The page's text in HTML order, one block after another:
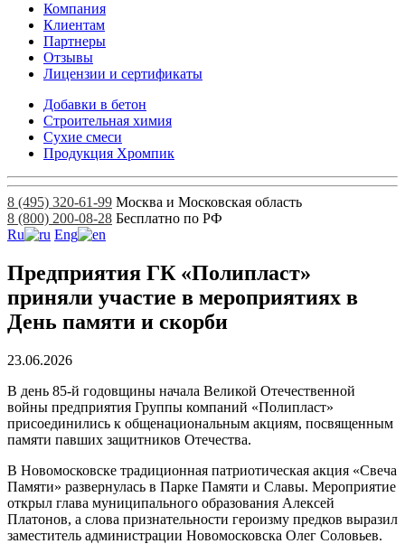
Компания
Клиентам
Партнеры
Отзывы
Лицензии и сертификаты
Добавки в бетон
Строительная химия
Сухие смеси
Продукция Хромпик
8 (495) 320-61-99 Москва и Московская область
8 (800) 200-08-28 Бесплатно по РФ
Ru
Eng
Предприятия ГК «Полипласт»
приняли участие в мероприятиях в
День памяти и скорби
23.06.2026
В день 85-й годовщины начала Великой Отечественной
войны предприятия Группы компаний «Полипласт»
присоединились к общенациональным акциям, посвященным
памяти павших защитников Отечества.
В Новомосковске традиционная патриотическая акция «Свеча
Памяти» развернулась в Парке Памяти и Славы. Мероприятие
открыл глава муниципального образования Алексей
Платонов, а слова признательности героизму предков выразил
заместитель администрации Новомосковска Олег Соловьев.